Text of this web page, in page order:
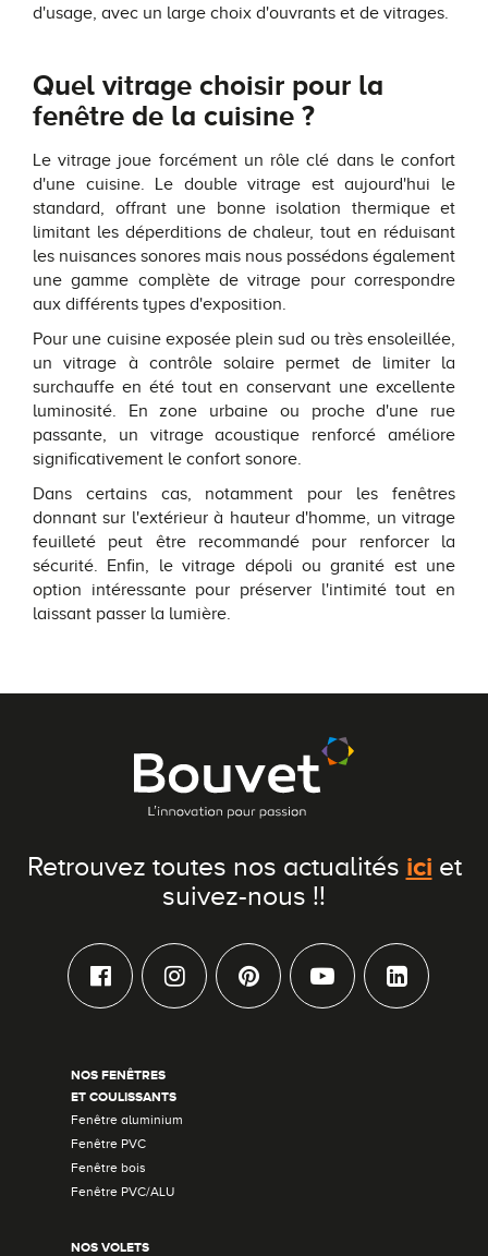
d'usage, avec un large choix d'ouvrants et de vitrages.
Quel vitrage choisir pour la
fenêtre de la cuisine ?
Le vitrage joue forcément un rôle clé dans le confort
d'une cuisine. Le double vitrage est aujourd'hui le
standard, offrant une bonne isolation thermique et
limitant les déperditions de chaleur, tout en réduisant
les nuisances sonores mais nous possédons également
une gamme complète de vitrage pour correspondre
aux différents types d'exposition.
Pour une cuisine exposée plein sud ou très ensoleillée,
un vitrage à contrôle solaire permet de limiter la
surchauffe en été tout en conservant une excellente
luminosité. En zone urbaine ou proche d'une rue
passante, un vitrage acoustique renforcé améliore
significativement le confort sonore.
Dans certains cas, notamment pour les fenêtres
donnant sur l'extérieur à hauteur d'homme, un vitrage
feuilleté peut être recommandé pour renforcer la
sécurité. Enfin, le vitrage dépoli ou granité est une
option intéressante pour préserver l'intimité tout en
laissant passer la lumière.
Retrouvez toutes nos actualités ici et
suivez-nous !!
NOS FENÊTRES
ET COULISSANTS
Fenêtre aluminium
Fenêtre PVC
Fenêtre bois
Fenêtre PVC/ALU
NOS VOLETS